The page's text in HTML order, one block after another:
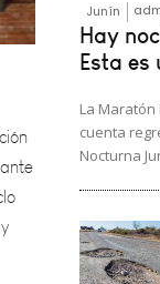
Junín
Hay
Esta es
La
cuenta
Nocturna